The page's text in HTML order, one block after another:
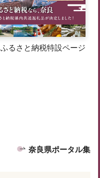
ふるさと納税特設ページ
奈良県ポータル集